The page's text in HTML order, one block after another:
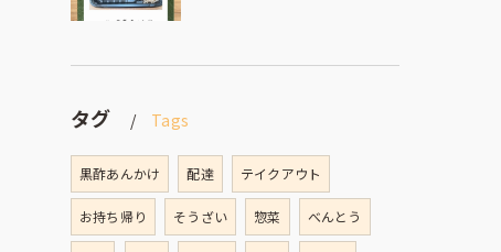
タグ Tags
黒酢あんかけ 配達 テイクアウト
お持ち帰り そうざい 惣菜 べんとう